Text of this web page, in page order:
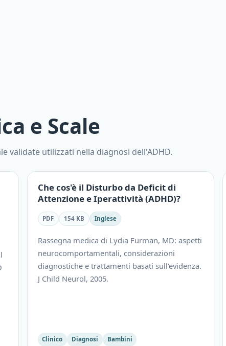
e Scale
validate utilizzati nella diagnosi dell'ADHD.
Che cos'è il Disturbo da Deficit di
Attenzione e Iperattività (ADHD)?
PDF 154 KB Inglese
Rassegna medica di Lydia Furman, MD: aspetti
neurocomportamentali, considerazioni
diagnostiche e trattamenti basati sull'evidenza.
J Child Neurol, 2005.
Clinico Diagnosi Bambini